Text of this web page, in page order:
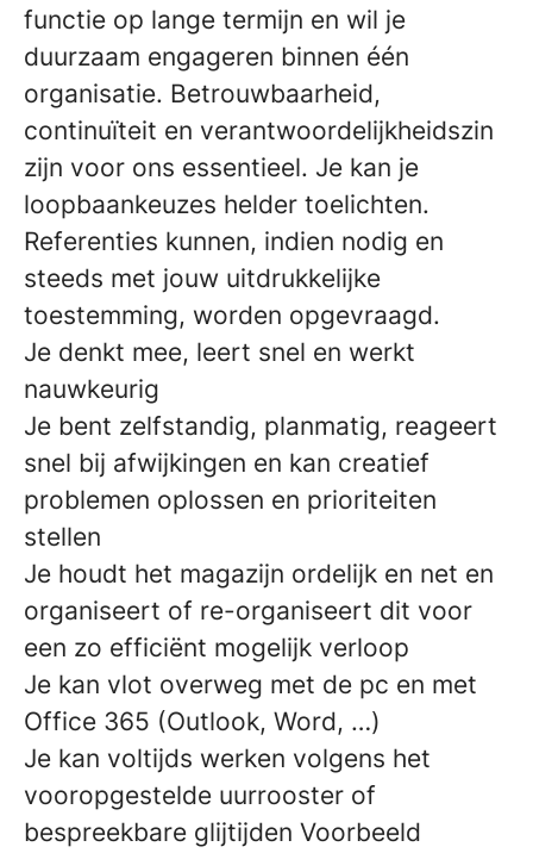
functie op lange termijn en wil je
duurzaam engageren binnen één
organisatie. Betrouwbaarheid,
continuïteit en verantwoordelijkheidszin
zijn voor ons essentieel. Je kan je
loopbaankeuzes helder toelichten.
Referenties kunnen, indien nodig en
steeds met jouw uitdrukkelijke
toestemming, worden opgevraagd.
Je denkt mee, leert snel en werkt
nauwkeurig
Je bent zelfstandig, planmatig, reageert
snel bij afwijkingen en kan creatief
problemen oplossen en prioriteiten
stellen
Je houdt het magazijn ordelijk en net en
organiseert of re-organiseert dit voor
een zo efficiënt mogelijk verloop
Je kan vlot overweg met de pc en met
Office 365 (Outlook, Word, …)
Je kan voltijds werken volgens het
vooropgestelde uurrooster of
bespreekbare glijtijden Voorbeeld